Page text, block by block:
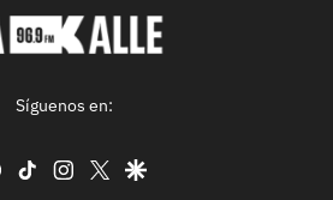
Síguenos en:
facebook
tiktok instagram
twittergoogle